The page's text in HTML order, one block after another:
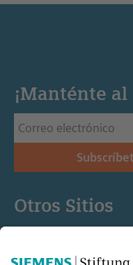
¡Manténte al
Otros Sitios